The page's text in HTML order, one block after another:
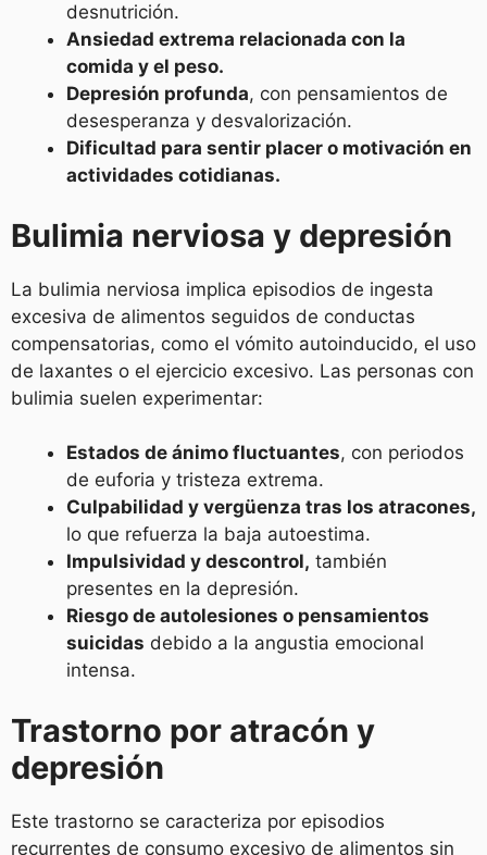
desnutrición.
Ansiedad extrema relacionada con la
comida y el peso.
Depresión profunda, con pensamientos de
desesperanza y desvalorización.
Dificultad para sentir placer o motivación en
actividades cotidianas.
Bulimia nerviosa y depresión
La bulimia nerviosa implica episodios de ingesta
excesiva de alimentos seguidos de conductas
compensatorias, como el vómito autoinducido, el uso
de laxantes o el ejercicio excesivo. Las personas con
bulimia suelen experimentar:
Estados de ánimo fluctuantes, con periodos
de euforia y tristeza extrema.
Culpabilidad y vergüenza tras los atracones,
lo que refuerza la baja autoestima.
Impulsividad y descontrol, también
presentes en la depresión.
Riesgo de autolesiones o pensamientos
suicidas debido a la angustia emocional
intensa.
Trastorno por atracón y
depresión
Este trastorno se caracteriza por episodios
recurrentes de consumo excesivo de alimentos sin